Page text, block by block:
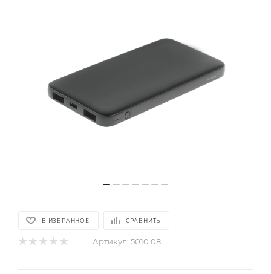
В ИЗБРАННОЕ СРАВНИТЬ
Артикул: 5010.08